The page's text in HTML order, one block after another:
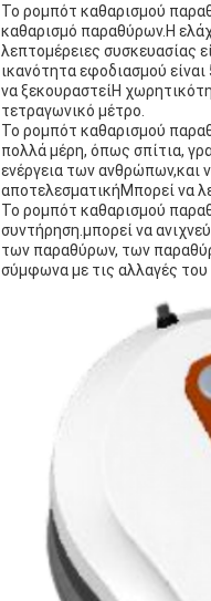
Το ρομπότ καθαρισμού
καθαρισμό παραθύρων.Η
λεπτομέρειες συσκευασίας
ικανότητα εφοδιασμού
να ξεκουραστείΗ
τετραγωνικό μέτρο.
Το ρομπότ καθαρισμού
πολλά μέρη, όπως σπίτια,
ενέργεια των ανθρώπων,και
αποτελεσματικήΜπορεί να
Το ρομπότ καθαρισμού
συντήρηση.μπορεί να
των παραθύρων, των
σύμφωνα με τις αλλαγές του